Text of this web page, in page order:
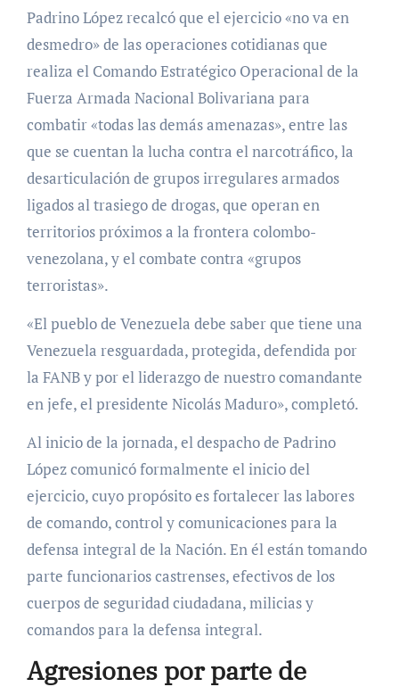
Padrino López recalcó que el ejercicio «no va en
desmedro» de las operaciones cotidianas que
realiza el Comando Estratégico Operacional de la
Fuerza Armada Nacional Bolivariana para
combatir «todas las demás amenazas», entre las
que se cuentan la lucha contra el narcotráfico, la
desarticulación de grupos irregulares armados
ligados al trasiego de drogas, que operan en
territorios próximos a la frontera colombo-
venezolana, y el combate contra «grupos
terroristas».
«El pueblo de Venezuela debe saber que tiene una
Venezuela resguardada, protegida, defendida por
la FANB y por el liderazgo de nuestro comandante
en jefe, el presidente Nicolás Maduro», completó.
Al inicio de la jornada, el despacho de Padrino
López comunicó formalmente el inicio del
ejercicio, cuyo propósito es fortalecer las labores
de comando, control y comunicaciones para la
defensa integral de la Nación. En él están tomando
parte funcionarios castrenses, efectivos de los
cuerpos de seguridad ciudadana, milicias y
comandos para la defensa integral.
Agresiones por parte de